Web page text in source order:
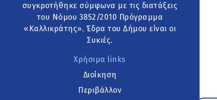
συγκροτήθηκε σύμφωνα με τις διατάξεις
του Νόμου 3852/2010 Πρόγραμμα
«Καλλικράτης». Έδρα του Δήμου είναι οι
Συκιές.
Χρήσιμα links
Διοίκηση
Περιβάλλον